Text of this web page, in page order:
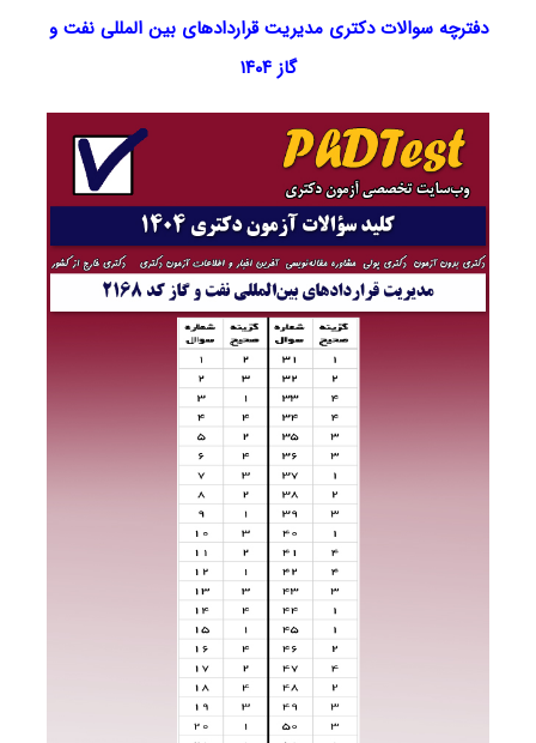
دفترچه سوالات دکتریمدیریت قراردادهای بین المللی نفت و
گاز ۱۴۰۴